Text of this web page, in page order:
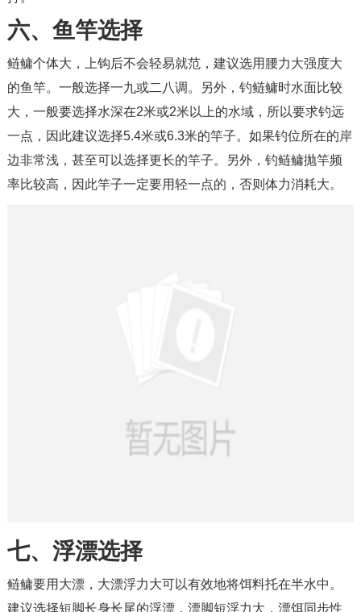
六、鱼竿选择
鲢鳙个体大，上钩后不会轻易就范，建议选用腰力大强度大
的鱼竿。一般选择一九或二八调。另外，钓鲢鳙时水面比较
大，一般要选择水深在2米或2米以上的水域，所以要求钓远
一点，因此建议选择5.4米或6.3米的竿子。如果钓位所在的岸
边非常浅，甚至可以选择更长的竿子。另外，钓鲢鳙抛竿频
率比较高，因此竿子一定要用轻一点的，否则体力消耗大。
七、浮漂选择
鲢鳙要用大漂，大漂浮力大可以有效地将饵料托在半水中。
建议选择短脚长身长尾的浮漂，漂脚短浮力大，漂饵同步性